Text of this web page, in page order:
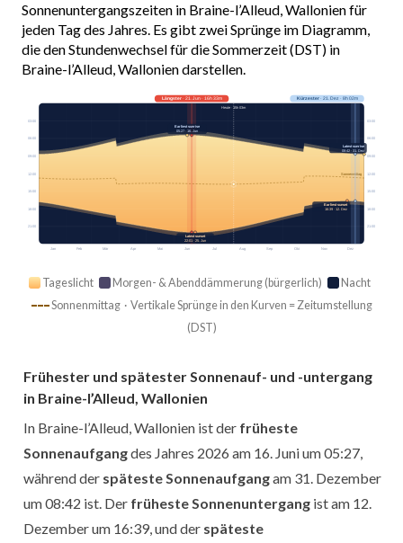
Sonnenuntergangszeiten in Braine-l’Alleud, Wallonien für
jeden Tag des Jahres. Es gibt zwei Sprünge im Diagramm,
die den Stundenwechsel für die Sommerzeit (DST) in
Braine-l’Alleud, Wallonien darstellen.
Jan Feb Mär Apr Mai Jun Jul Aug Sep Okt Nov Dez
Sonnenmittag
03:00 03:00
06:00 06:00
09:00 09:00
12:00 12:00
15:00 15:00
18:00 18:00
21:00 21:00
Längster· 21. Jun · 16h 33m Kürzester· 21. Dez · 8h 02m
Heute · 15h 03m
Earliest sunrise
05:27 · 16. Jun
Latest sunrise
08:42 · 31. Dez
Earliest sunset
16:39 · 12. Dez
Latest sunset
22:01 · 25. Jun
Tageslicht Morgen- & Abenddämmerung (bürgerlich)
Nacht
Sonnenmittag · Vertikale Sprünge in den Kurven = Zeitumstellung
(DST)
Frühester und spätester Sonnenauf- und -untergang
in Braine-l’Alleud, Wallonien
In Braine-l’Alleud, Wallonien ist der früheste
Sonnenaufgangdes Jahres 2026 am 16. Juni um 05:27,
während der späteste Sonnenaufgangam 31. Dezember
um 08:42 ist. Der früheste Sonnenuntergang ist am 12.
Dezember um 16:39, und der späteste